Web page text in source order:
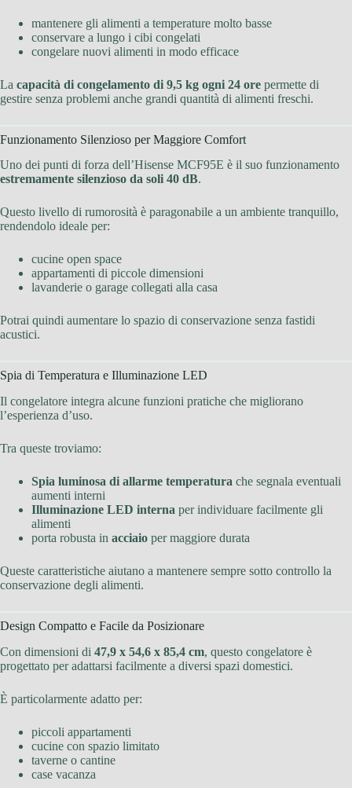
mantenere gli alimenti a temperature molto basse
conservare a lungo i cibi congelati
congelare nuovi alimenti in modo efficace
La capacità di congelamento di 9,5 kg ogni 24 ore permette di
gestire senza problemi anche grandi quantità di alimenti freschi.
Funzionamento Silenzioso per Maggiore Comfort
Uno dei punti di forza dell’Hisense MCF95E è il suo funzionamento
estremamente silenzioso da soli 40 dB.
Questo livello di rumorosità è paragonabile a un ambiente tranquillo,
rendendolo ideale per:
cucine open space
appartamenti di piccole dimensioni
lavanderie o garage collegati alla casa
Potrai quindi aumentare lo spazio di conservazione senza fastidi
acustici.
Spia di Temperatura e Illuminazione LED
Il congelatore integra alcune funzioni pratiche che migliorano
l’esperienza d’uso.
Tra queste troviamo:
Spia luminosa di allarme temperatura che segnala eventuali
aumenti interni
Illuminazione LED interna per individuare facilmente gli
alimenti
porta robusta in acciaio per maggiore durata
Queste caratteristiche aiutano a mantenere sempre sotto controllo la
conservazione degli alimenti.
Design Compatto e Facile da Posizionare
Con dimensioni di 47,9 x 54,6 x 85,4 cm, questo congelatore è
progettato per adattarsi facilmente a diversi spazi domestici.
È particolarmente adatto per:
piccoli appartamenti
cucine con spazio limitato
taverne o cantine
case vacanza